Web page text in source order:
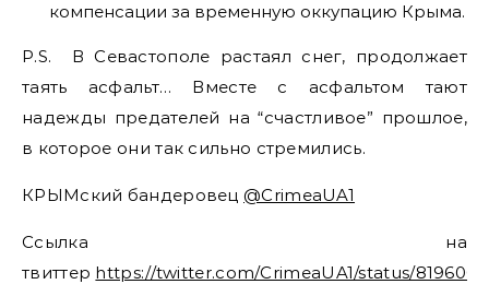
компенсации за временную оккупацию Крыма.
P.S. В Севастополе растаял снег, продолжает
таять асфальт… Вместе с асфальтом тают
надежды предателей на “счастливое” прошлое,
в которое они так сильно стремились.
КРЫМский бандеровец @CrimeaUA1
Ссылка на
твиттер https://twitter.com/CrimeaUA1/status/